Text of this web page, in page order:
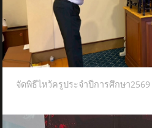
จัดพิธีไหว้ครูประจำปีการศึกษา2569